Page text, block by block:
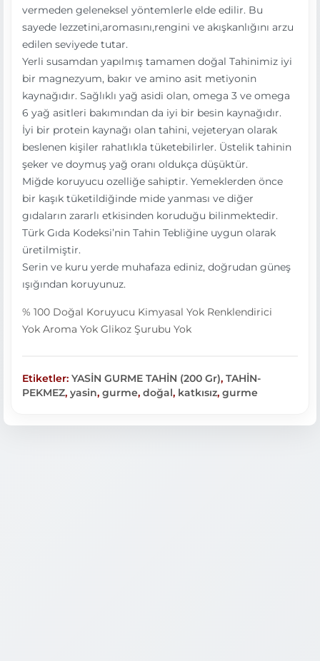
vermeden geleneksel yöntemlerle elde edilir. Bu
sayede lezzetini,aromasını,rengini ve akışkanlığını arzu
edilen seviyede tutar.
Yerli susamdan yapılmış tamamen doğal Tahinimiz iyi
bir magnezyum, bakır ve amino asit metiyonin
kaynağıdır. Sağlıklı yağ asidi olan, omega 3 ve omega
6 yağ asitleri bakımından da iyi bir besin kaynağıdır.
İyi bir protein kaynağı olan tahini, vejeteryan olarak
beslenen kişiler rahatlıkla tüketebilirler. Üstelik tahinin
şeker ve doymuş yağ oranı oldukça düşüktür.
Miğde koruyucu ozelliğe sahiptir. Yemeklerden önce
bir kaşık tüketildiğinde mide yanması ve diğer
gıdaların zararlı etkisinden koruduğu bilinmektedir.
Türk Gıda Kodeksi’nin Tahin Tebliğine uygun olarak
üretilmiştir.
Serin ve kuru yerde muhafaza ediniz, doğrudan güneş
ışığından koruyunuz.
% 100 Doğal Koruyucu Kimyasal Yok Renklendirici
Yok Aroma Yok Glikoz Şurubu Yok
Etiketler: YASİN GURME TAHİN (200 Gr), TAHİN-
PEKMEZ, yasin, gurme, doğal, katkısız, gurme